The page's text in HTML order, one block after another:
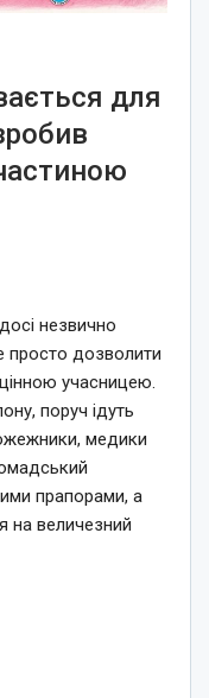
для
незвично
просто дозволити
учасницею.
поруч ідуть
медики
прапорами, а
на величезний